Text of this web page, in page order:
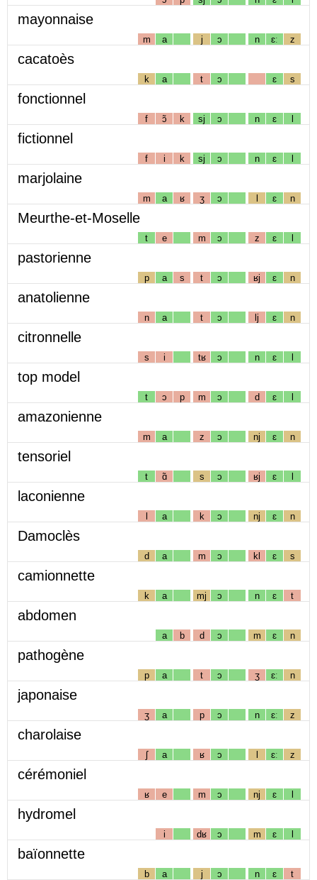
mayonnaise
m a j ɔ n ɛː z
cacatoès
k a t ɔ ɛ s
fonctionnel
f ɔ̃ k sj ɔ n ɛ l
fictionnel
f i k sj ɔ n ɛ l
marjolaine
m a ʁ ʒ ɔ l ɛ n
Meurthe-et-Moselle
t e m ɔ z ɛ l
pastorienne
p a s t ɔ ʁj ɛ n
anatolienne
n a t ɔ lj ɛ n
citronnelle
s i tʁ ɔ n ɛ l
top model
t ɔ p m ɔ d ɛ l
amazonienne
m a z ɔ nj ɛ n
tensoriel
t ɑ̃ s ɔ ʁj ɛ l
laconienne
l a k ɔ nj ɛ n
Damoclès
d a m ɔ kl ɛ s
camionnette
k a mj ɔ n ɛ t
abdomen
a b d ɔ m ɛ n
pathogène
p a t ɔ ʒ ɛː n
japonaise
ʒ a p ɔ n ɛː z
charolaise
ʃ a ʁ ɔ l ɛː z
cérémoniel
ʁ e m ɔ nj ɛ l
hydromel
i dʁ ɔ m ɛ l
baïonnette
b a j ɔ n ɛ t